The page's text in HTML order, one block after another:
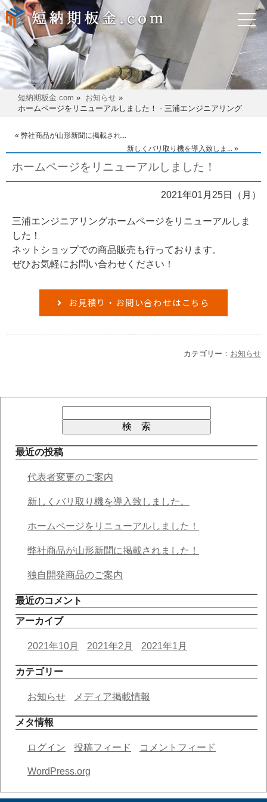
短納期板金.com » お知らせ »
ホームページをリニューアルしました！ - 三浦エンジニアリング
« 弊社商品が山形新聞に掲載され...
新しくバリ取り機を導入致しま... »
ホームページをリニューアルしました！
2021年01月25日（月）
三浦エンジニアリングホームページをリニューアルしま
した！
ネットショップでの商品販売も行っております。
ぜひお気軽にお問い合わせください！
お見積り・お問い合わせはこちら
カテゴリー： お知らせ
最近の投稿
代表者変更のご案内
新しくバリ取り機を導入致しました。
ホームページをリニューアルしました！
弊社商品が山形新聞に掲載されました！
独自開発商品のご案内
最近のコメント
アーカイブ
2021年10月 2021年2月 2021年1月
カテゴリー
お知らせ メディア掲載情報
メタ情報
ログイン 投稿フィード コメントフィード
WordPress.org